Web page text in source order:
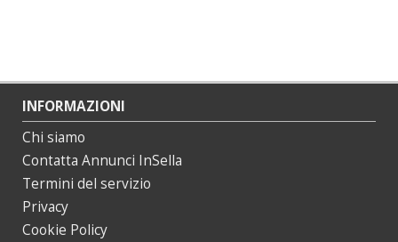
INFORMAZIONI
Chi siamo
Contatta Annunci InSella
Termini del servizio
Privacy
Cookie Policy